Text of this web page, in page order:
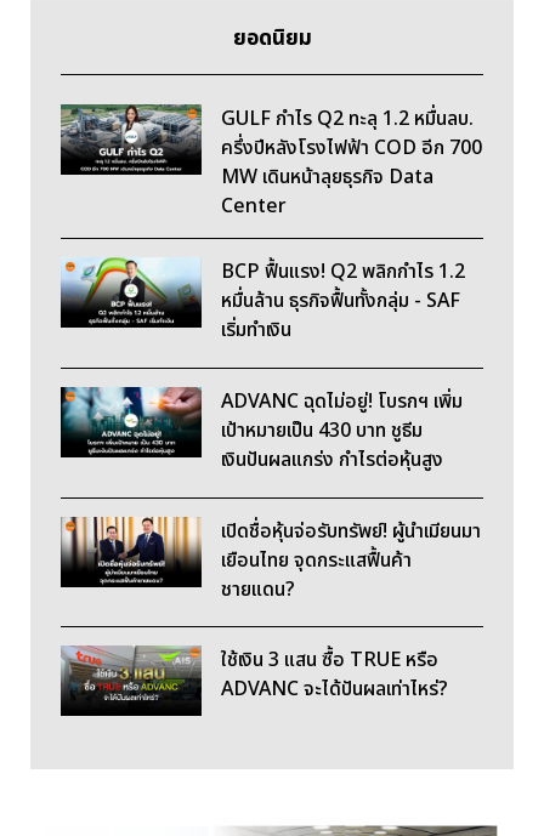
ยอดนิยม
GULF กำไร Q2 ทะลุ 1.2 หมื่นลบ.
ครึ่งปีหลังโรงไฟฟ้า COD อีก 700
MW เดินหน้าลุยธุรกิจ Data
Center
BCP ฟื้นแรง! Q2 พลิกกำไร 1.2
หมื่นล้าน ธุรกิจฟื้นทั้งกลุ่ม - SAF
เริ่มทำเงิน
ADVANC ฉุดไม่อยู่! โบรกฯ เพิ่ม
เป้าหมายเป็น 430 บาท ชูธีม
เงินปันผลแกร่ง กำไรต่อหุ้นสูง
เปิดชื่อหุ้นจ่อรับทรัพย์! ผู้นำเมียนมา
เยือนไทย จุดกระแสฟื้นค้า
ชายแดน?
ใช้เงิน 3 แสน ซื้อ TRUE หรือ
ADVANC จะได้ปันผลเท่าไหร่?